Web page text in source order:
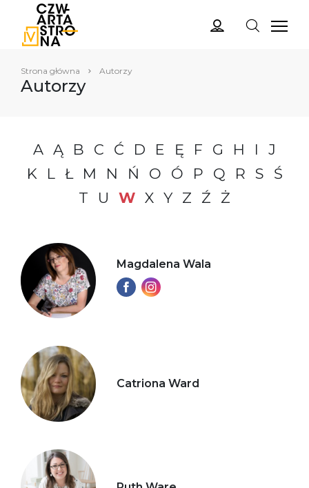
Strona główna Autorzy
Autorzy
A Ą B C Ć D E Ę F G H I
J
K
L Ł M N Ń O Ó P Q R S
Ś
T
U W X Y Z Ź Ż
Magdalena Wala
Catriona Ward